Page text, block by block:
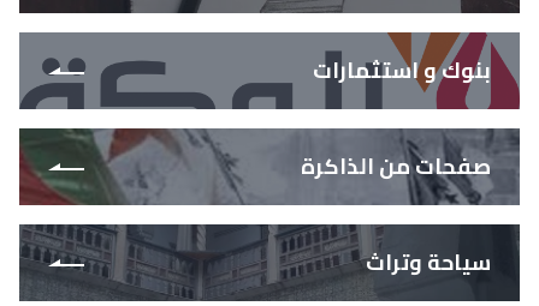
بنوك و استثمارات
صفحات من الذاكرة
سياحة وتراث